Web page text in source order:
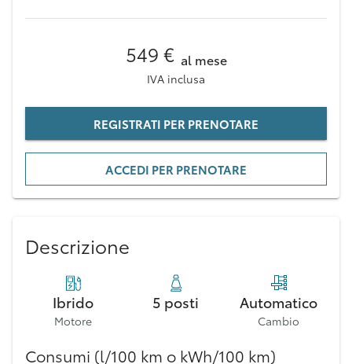
549 € al mese
IVA inclusa
REGISTRATI PER PRENOTARE
ACCEDI PER PRENOTARE
Descrizione
Ibrido
Motore
5 posti Automatico
Cambio
Consumi (l/100 km o kWh/100 km)